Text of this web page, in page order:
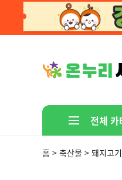
전체 카
홈 > 축산물 > 돼지고